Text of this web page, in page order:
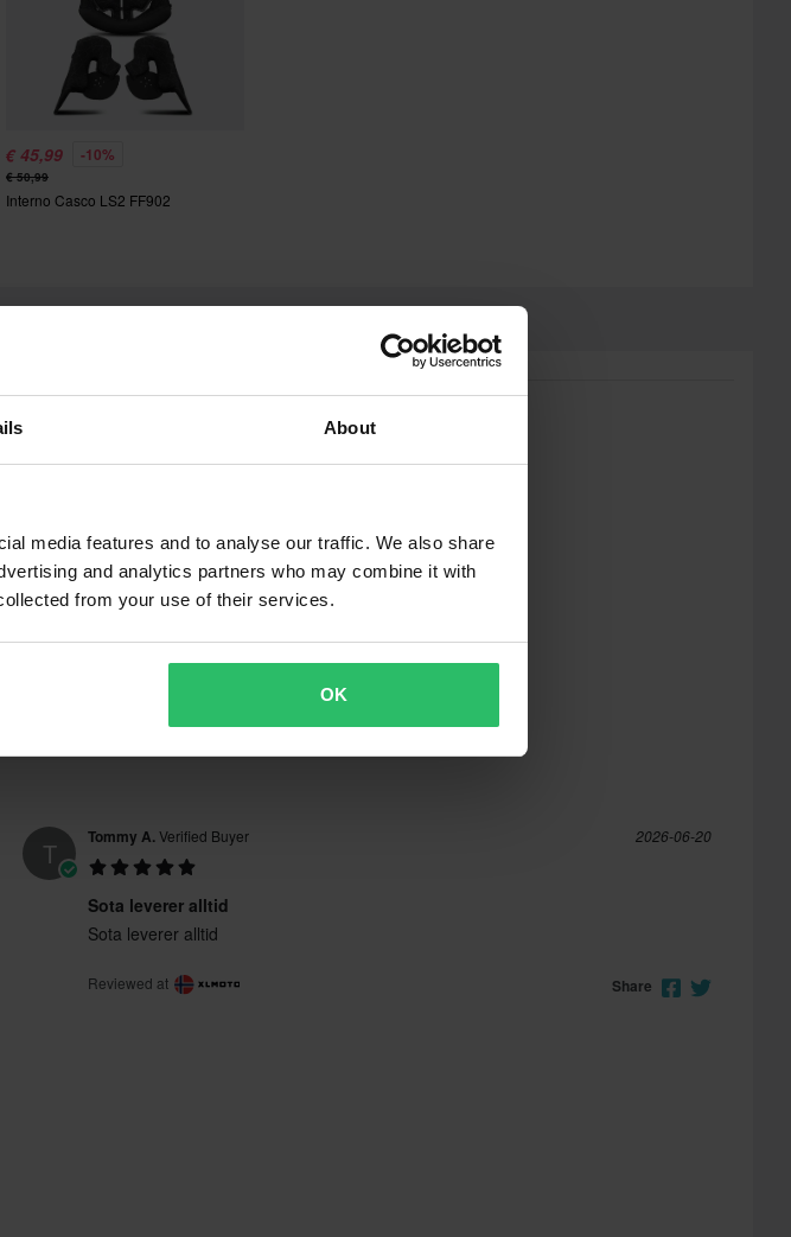
About
media features and to analyse our traffic. We also share
and analytics partners who may combine it with
from your use of their services.
OK
€ 45,99 -10%
€ 50,99
Interno Casco LS2 FF902
(18)
(2)
T Tommy A.Verified Buyer 2026-06-20
Sota leverer alltid
Sota leverer alltid
Reviewed at Share